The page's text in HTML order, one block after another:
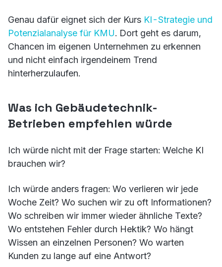
Genau dafür eignet sich der Kurs KI-Strategie und
Potenzialanalyse für KMU. Dort geht es darum,
Chancen im eigenen Unternehmen zu erkennen
und nicht einfach irgendeinem Trend
hinterherzulaufen.
Was ich Gebäudetechnik-
Betrieben empfehlen würde
Ich würde nicht mit der Frage starten: Welche KI
brauchen wir?
Ich würde anders fragen: Wo verlieren wir jede
Woche Zeit? Wo suchen wir zu oft Informationen?
Wo schreiben wir immer wieder ähnliche Texte?
Wo entstehen Fehler durch Hektik? Wo hängt
Wissen an einzelnen Personen? Wo warten
Kunden zu lange auf eine Antwort?